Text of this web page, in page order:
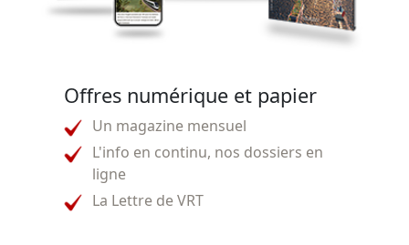
Offres numérique et papier
Un magazine mensuel
L'info en continu, nos dossiers en
ligne
La Lettre de VRT